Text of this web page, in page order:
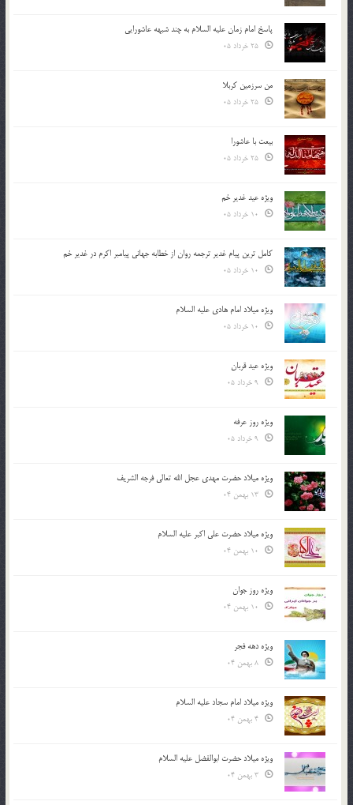
پاسخ امام زمان علیه السلام به چند شبهه عاشورایی
من سرزمین کربلا
بیعت با عاشورا
ویژه عید غدیر خم
کامل ترین پیام غدیر ترجمه روان از خطابه جهانی پیامبر اکرم در غدیر خم
ویژه میلاد امام هادی علیه السلام
ویژه عید قربان
ویژه روز عرفه
ویژه میلاد حضرت مهدی عجل الله تعالی فرجه الشريف
ویژه میلاد حضرت علی اکبر علیه السلام
ویژه روز جوان
ویژه دهه فجر
ویژه میلاد امام سجاد علیه السلام
ویژه میلاد حضرت ابوالفضل علیه السلام